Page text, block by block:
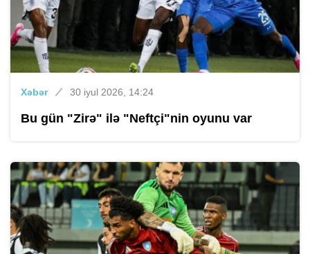
Xəbər 30 iyul 2026, 14:24
Bu gün "Zirə" ilə "Neftçi"nin oyunu var